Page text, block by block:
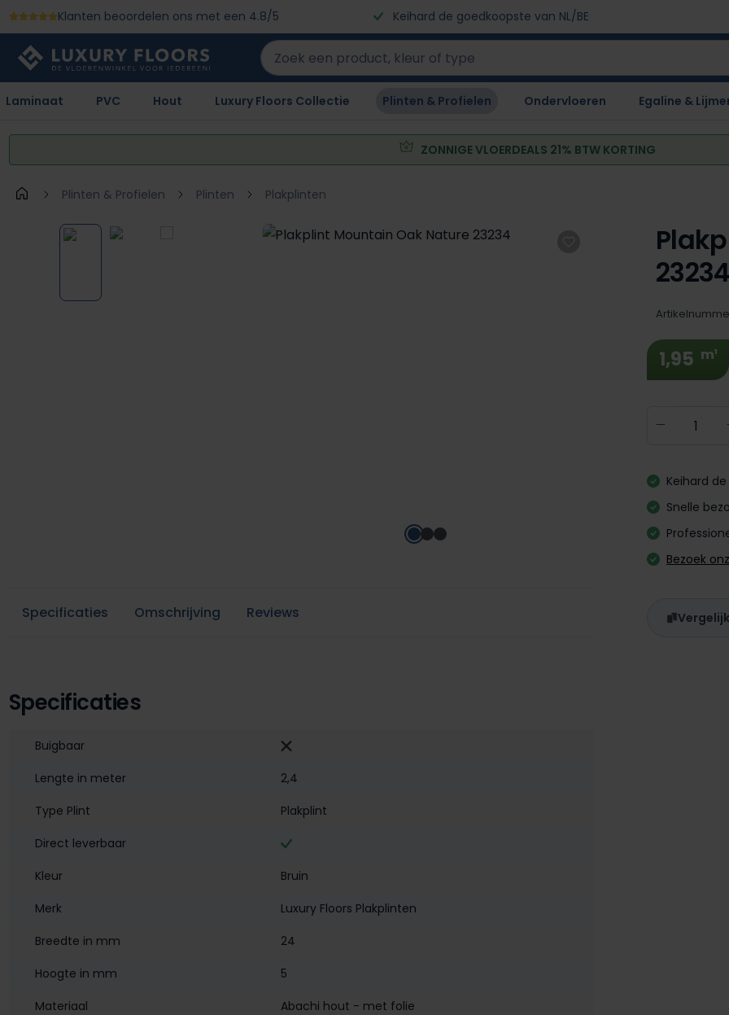
naar de hoofdinhoud
Ga naar de zoekopdracht
Ga naar de hoofdnavigatie
Klanten beoordelen ons met een 4.8/5 Keihard de goedkoopste van NL/BE
Laminaat PVC Hout Luxury Floors Collectie Plinten & Profielen Ondervloeren Egaline &
ZONNIGE VLOERDEALS 21% BTW KORTING
Plinten & Profielen Plinten Plakplinten
Afbeeldingengalerij overslaan
Specificaties Omschrijving Reviews
Specificaties
Buigbaar
Lengte in meter
2,4
Type Plint
Plakplint
Direct leverbaar
Kleur
Bruin
Merk
Luxury Floors Plakplinten
Breedte in mm
24
Hoogte in mm
5
Materiaal
Abachi hout - met folie
1,95 m¹
Keihard
Snelle
Bezoek